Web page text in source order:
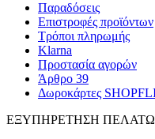
Παραδόσεις
Επιστροφές προϊόντων
Τρόποι πληρωμής
Klarna
Προστασία αγορών
Άρθρο 39
Δωροκάρτες
ΕΞΥΠΗΡΕΤΗΣΗ